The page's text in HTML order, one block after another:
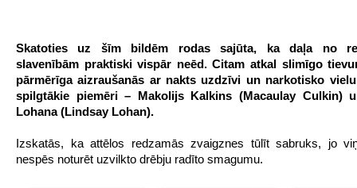
Skatoties uz šīm bildēm rodas sajūta, ka daļa no
slavenībām praktiski vispār neēd. Citam atkal slimīgo
pārmērīga aizraušanās ar nakts uzdzīvi un narkotisko
spilgtākie piemēri – Makolijs Kalkins (Macaulay Culkin)
Lohana (Lindsay Lohan).
Izskatās, ka attēlos redzamās zvaigznes tūlīt sabruks, jo
nespēs noturēt uzvilkto drēbju radīto smagumu.